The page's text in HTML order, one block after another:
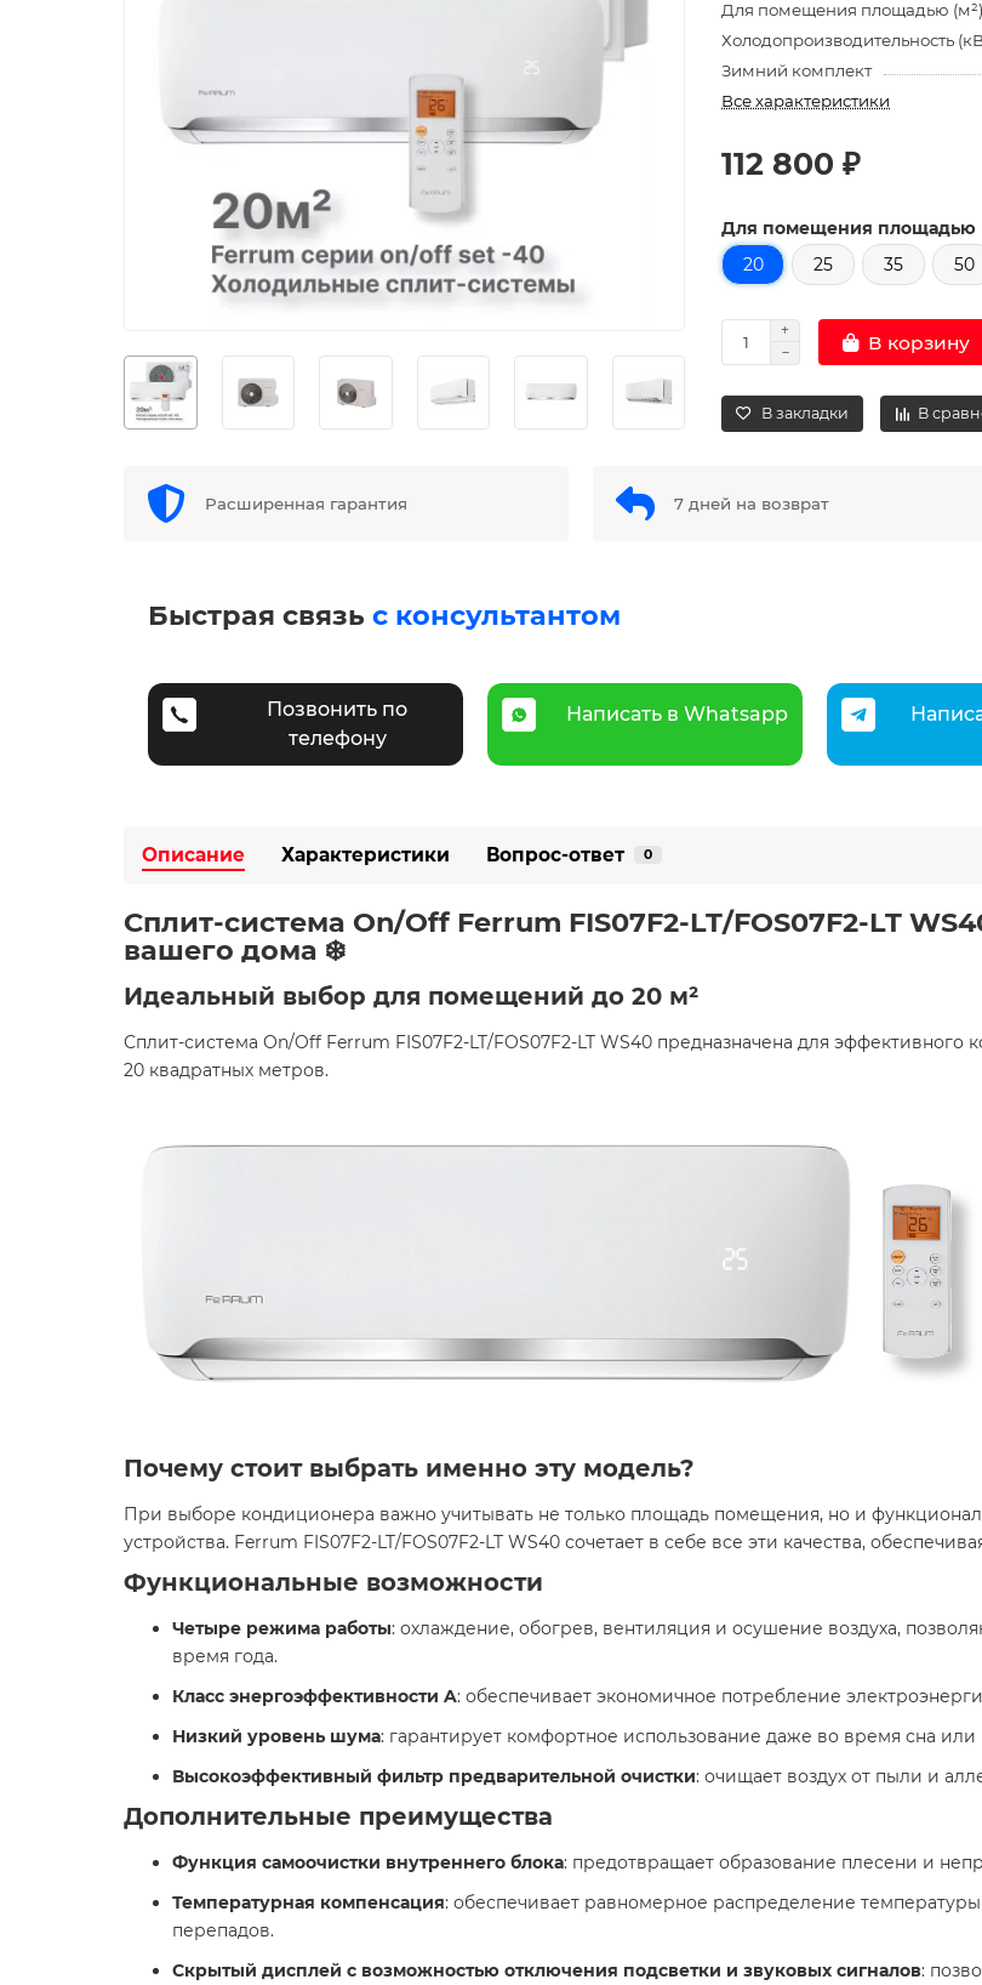
Для помещения площадью (м²)
Холодопроизводительность
Зимний комплект
Все характеристики
112 800 ₽
Для помещения площадью
20
25 35 50
В корзину
В закладки В
Расширенная гарантия 7 дней на возврат
Быстрая связь с консультантом
Позвонить по
телефону
Написать в Whatsapp
Описание Характеристики Вопрос-ответ 0
Сплит-система On/Off Ferrum FIS07F2-LT/FOS07F2-LT
вашего дома ❄️
Идеальный выбор для помещений до 20 м²
Сплит-система On/Off Ferrum FIS07F2-LT/FOS07F2-LT WS40 предназначена для
20 квадратных метров. ​
Почему стоит выбрать именно эту модель?
При выборе кондиционера важно учитывать не только площадь помещения, но и
устройства. Ferrum FIS07F2-LT/FOS07F2-LT WS40 сочетает в себе все эти качества,
Функциональные возможности
Четыре режима работы: охлаждение, обогрев, вентиляция и осушение воздуха,
время года. ​
Класс энергоэффективности A: обеспечивает экономичное потребление
Низкий уровень шума: гарантирует комфортное использование даже во время сна или
Высокоэффективный фильтр предварительной очистки: очищает воздух от пыли и
Дополнительные преимущества
Функция самоочистки внутреннего блока: предотвращает образование плесени и
Температурная компенсация: обеспечивает равномерное распределение
перепадов.​
Скрытый дисплей с возможностью отключения подсветки и звуковых сигналов: